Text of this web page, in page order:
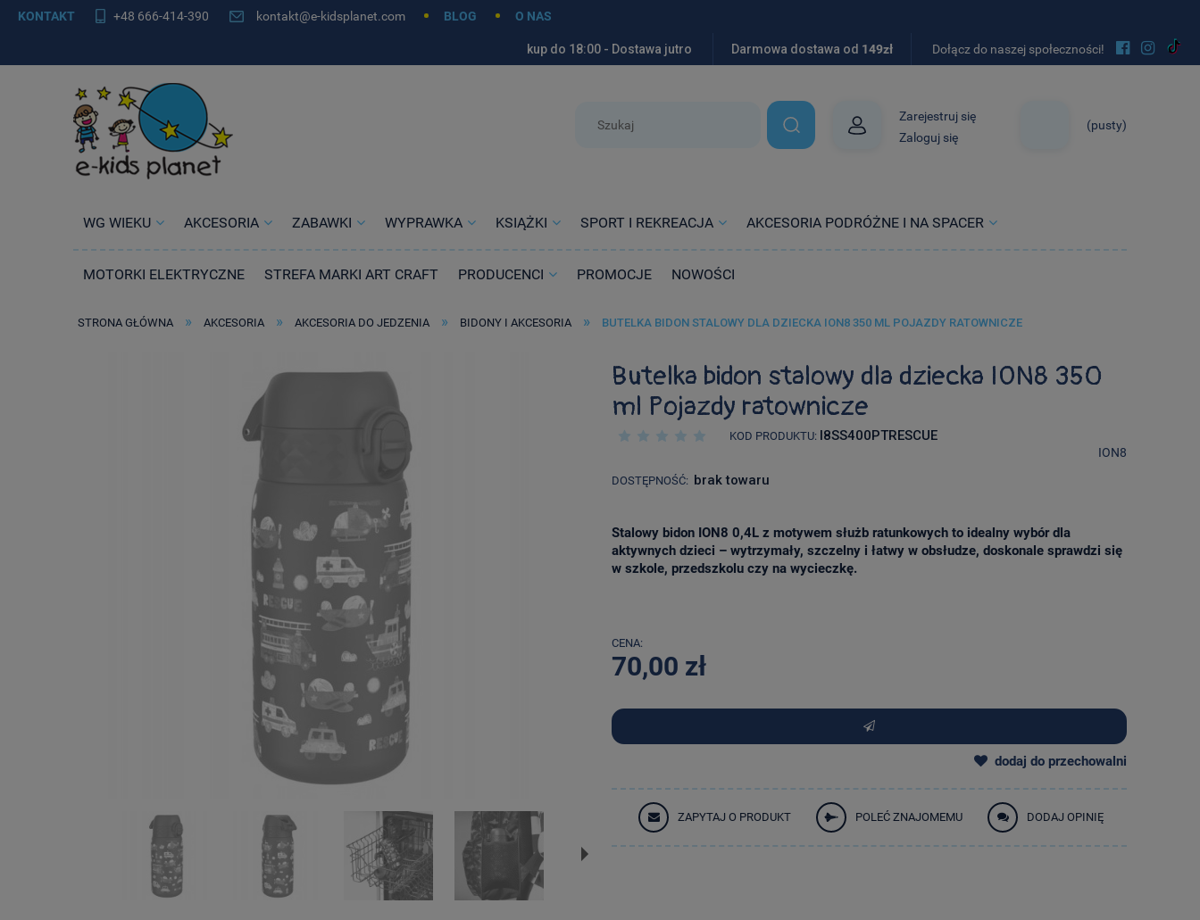
KONTAKT +48 666-414-390 kontakt@e-kidsplanet.com BLOG O NAS
kup do 18:00 - Dostawa jutro Darmowa dostawa od 149zł Dołącz do naszej społeczności!  
(pusty)
Zarejestruj się
Zaloguj się
WG WIEKU AKCESORIA ZABAWKI WYPRAWKA KSIĄŻKI SPORT I REKREACJA AKCESORIA PODRÓŻNE I NA SPACER
MOTORKI ELEKTRYCZNE STREFA MARKI ART CRAFT PRODUCENCI PROMOCJE NOWOŚCI
STRONA GŁÓWNA » AKCESORIA » AKCESORIA DO JEDZENIA » BIDONY I AKCESORIA » BUTELKA BIDON STALOWY DLA DZIECKA ION8 350 ML POJAZDY RATOWNICZE
Butelka bidon stalowy dla dziecka ION8 350
ml Pojazdy ratownicze
KOD PRODUKTU: I8SS400PTRESCUE
ION8
DOSTĘPNOŚĆ: brak towaru
Stalowy bidon ION8 0,4L z motywem służb ratunkowych to idealny wybór dla
aktywnych dzieci – wytrzymały, szczelny i łatwy w obsłudze, doskonale sprawdzi się
w szkole, przedszkolu czy na wycieczkę.
CENA:
70,00 zł
dodaj do przechowalni
ZAPYTAJ O PRODUKT POLEĆ ZNAJOMEMU DODAJ OPINIĘ